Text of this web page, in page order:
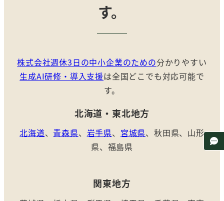
す。
株式会社週休3日の中小企業のための分かりやすい
生成AI研修・導入支援は全国どこでも対応可能で
す。
北海道・東北地方
北海道、 青森県、 岩手県、 宮城県、秋田県、山形
県、福島県
関東地方